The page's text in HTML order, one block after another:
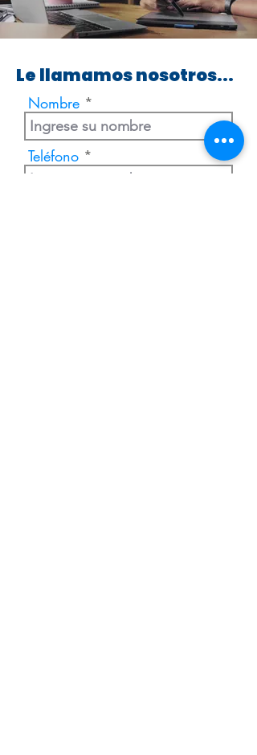
Le llamamos nosotros...
Nombre
Teléfono